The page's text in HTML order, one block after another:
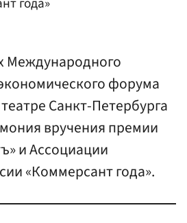
Международного
форума
Санкт-Петербурга
вручения премии
и Ассоциации
«Коммерсант года».